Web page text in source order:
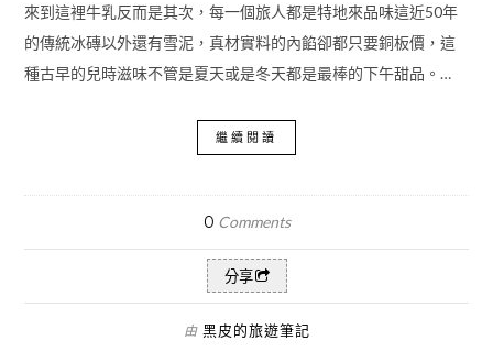
來到這裡牛乳反而是其次，每一個旅人都是特地來品味這近50年
的傳統冰磚以外還有雪泥，真材實料的內餡卻都只要銅板價，這
種古早的兒時滋味不管是夏天或是冬天都是最棒的下午甜品。…
繼續閱讀
0 Comments
分享
由 黑皮的旅遊筆記